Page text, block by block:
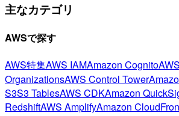
主なカテゴリ
AWSで探す
AWS特集AWS IAMAmazon Cognito
OrganizationsAWS Control Tower
S3S3 TablesAWS CDKAmazon
RedshiftAWS AmplifyAmazon